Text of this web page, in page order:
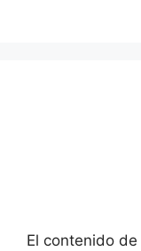
El contenido de